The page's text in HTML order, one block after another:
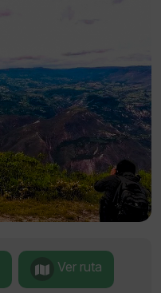
Ver ruta